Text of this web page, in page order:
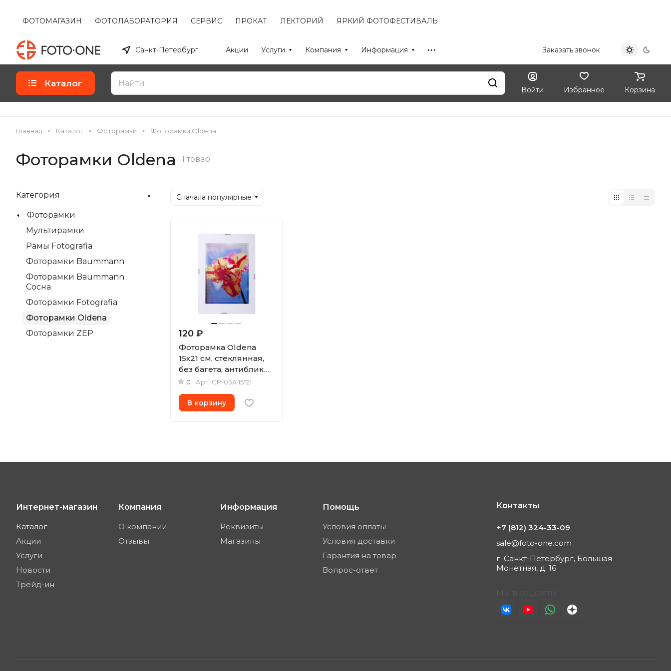
ФОТОМАГАЗИН ФОТОЛАБОРАТОРИЯ СЕРВИС ПРОКАТ ЛЕКТОРИЙ ЯРКИЙ ФОТОФЕСТИВАЛЬ
Санкт-Петербург Акции Услуги Компания Информация Заказать звонок
Каталог
Войти Избранное Корзина
Главная Каталог Фоторамки Фоторамки Oldena
Фоторамки Oldena 1 товар
Сначала популярные
120 ₽
Фоторамка Oldena
15х21 см, стеклянная,
без багета, антиблик
(CP-03A)
0 Арт. CP-03A 15*21
В корзину
Категория
Фоторамки
Мультирамки
Рамы Fotografia
Фоторамки Baummann
Фоторамки Baummann
Сосна
Фоторамки Fotografia
Фоторамки Oldena
Фоторамки ZEP
Интернет-магазин
Каталог
Акции
Услуги
Новости
Трейд-ин
Компания
О компании
Отзывы
Информация
Реквизиты
Магазины
Помощь
Условия оплаты
Условия доставки
Гарантия на товар
Вопрос-ответ
Контакты
+7 (812) 324-33-09
sale@foto-one.com
г. Санкт-Петербург, Большая
Монетная, д. 16